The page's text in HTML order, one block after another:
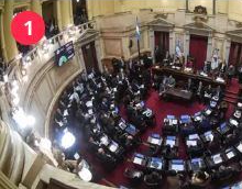
1